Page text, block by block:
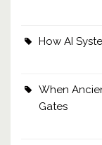
How AI
When
Gates